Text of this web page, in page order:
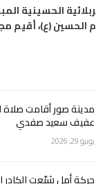
الحسينية
الحسين (ع)، أقيم
مدينة صور أقامت
عفيف سعيد صفدي
يونيو 29, 2026
حركة أمل شيّعت